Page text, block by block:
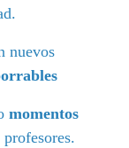
nuevos
momentos